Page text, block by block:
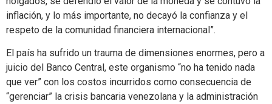
inflación, y lo más importante, no decayó la confianza y el
respeto de la comunidad financiera internacional”.
El país ha sufrido un trauma de dimensiones enormes, pero a
juicio del Banco Central, este organismo “no ha tenido nada
que ver” con los costos incurridos como consecuencia de
“gerenciar” la crisis bancaria venezolana y la administración